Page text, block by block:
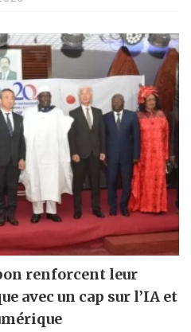
renforcent leur
avec un cap sur l’IA et